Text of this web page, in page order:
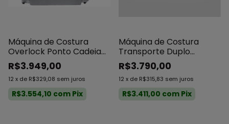
Máquina de Costura
Overlock Ponto Cadeia
Singer 324G - 4 Fios
Direct Drive
R$3.949,00
12 x de R$329,08 sem juros
R$3.554,10 com Pix
Máquina de Costura
Transporte Duplo
Bracob Direct Drive
R$3.790,00
12 x de R$315,83 sem juros
R$3.411,00 com Pix